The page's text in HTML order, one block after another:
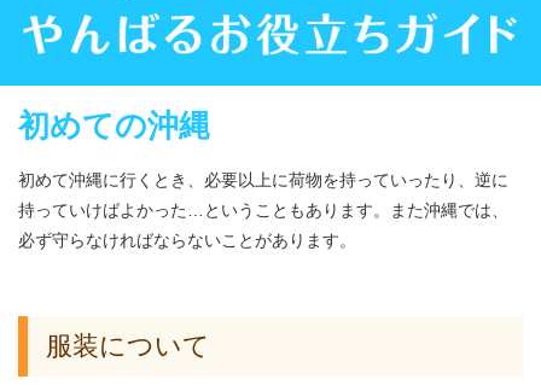
初めての沖縄
初めて沖縄に行くとき、必要以上に荷物を持っていったり、逆に
持っていけばよかった…ということもあります。また沖縄では、
必ず守らなければならないことがあります。
服装について